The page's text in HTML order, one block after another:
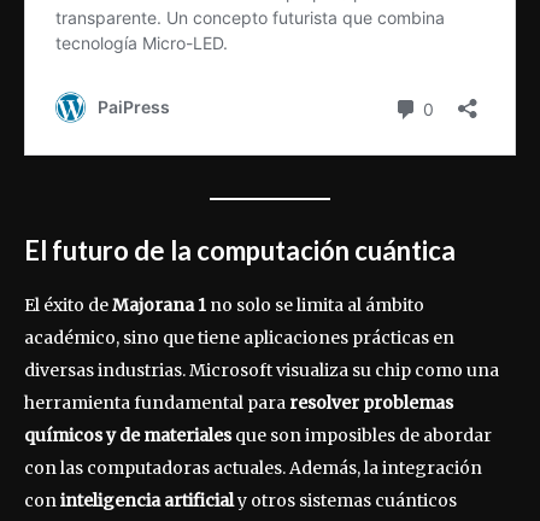
El futuro de la computación cuántica
El éxito deMajorana 1 no solo se limita al ámbito
académico, sino que tiene aplicaciones prácticas en
diversas industrias. Microsoft visualiza su chip como una
herramienta fundamental para resolver problemas
químicos y de materialesque son imposibles de abordar
con las computadoras actuales. Además, la integración
coninteligencia artificialy otros sistemas cuánticos